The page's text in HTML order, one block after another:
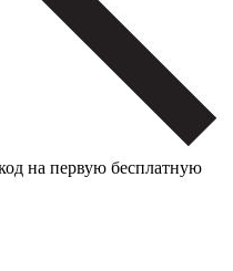
на первую бесплатную